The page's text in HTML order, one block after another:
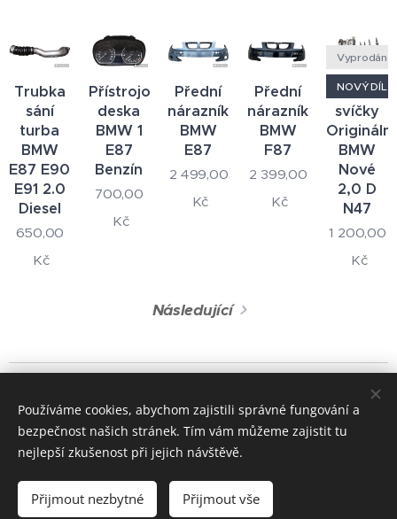
Trubka
sání
turba
BMW
E87 E90
E91 2.0
Diesel
650,00
Kč
Přístrojová
deska
BMW 1
E87
Benzín
700,00
Kč
Přední
nárazník
BMW
E87
2 499,00
Kč
Přední
nárazník
BMW
F87
2 399,00
Kč
Žhavicí
svíčky
Originální
BMW
Nové
2,0 D
N47
Vyprodáno
NOVÝ DÍL
1 200,00
Kč
Následující
+420 722 195 264
Cookies
Měna
CZK Kč
Používáme cookies, abychom zajistili správné fungování a
bezpečnost našich stránek. Tím vám můžeme zajistit tu
nejlepší zkušenost při jejich návštěvě.
Přijmout nezbytné Přijmout vše